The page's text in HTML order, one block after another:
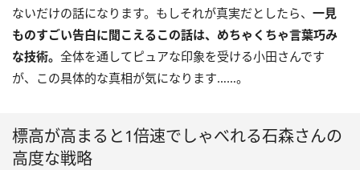
ないだけの話になります。もしそれが真実だとしたら、 一見
ものすごい告白に聞こえるこの話は、めちゃくちゃ言葉巧み
な技術。 全体を通してピュアな印象を受ける小田さんです
が、この具体的な真相が気になります……。
標高が高まると1倍速でしゃべれる石森さんの
高度な戦略